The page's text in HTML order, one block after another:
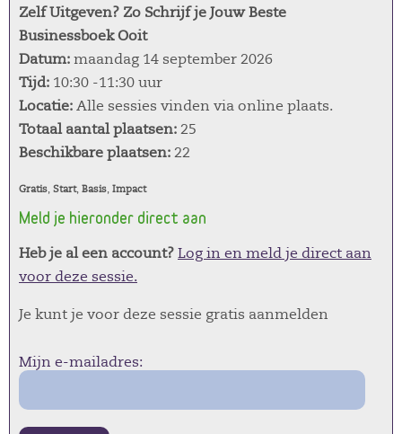
Zelf Uitgeven? Zo Schrijf je Jouw Beste
Businessboek Ooit
Datum: maandag 14 september 2026
Tijd: 10:30 -11:30 uur
Locatie: Alle sessies vinden via online plaats.
Totaal aantal plaatsen: 25
Beschikbare plaatsen: 22
Gratis, Start, Basis, Impact
Meld je hieronder direct aan
Heb je al een account? Log in en meld je direct aan
voor deze sessie.
Je kunt je voor deze sessie gratis aanmelden
Mijn e-mailadres: